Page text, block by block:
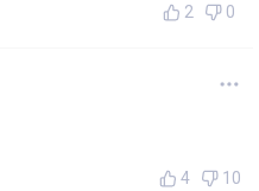
2 0
4 10